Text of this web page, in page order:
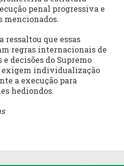
penal progressiva e
ressaltou que essas
regras internacionais de
decisões do Supremo
exigem individualização
a execução para
hediondos.